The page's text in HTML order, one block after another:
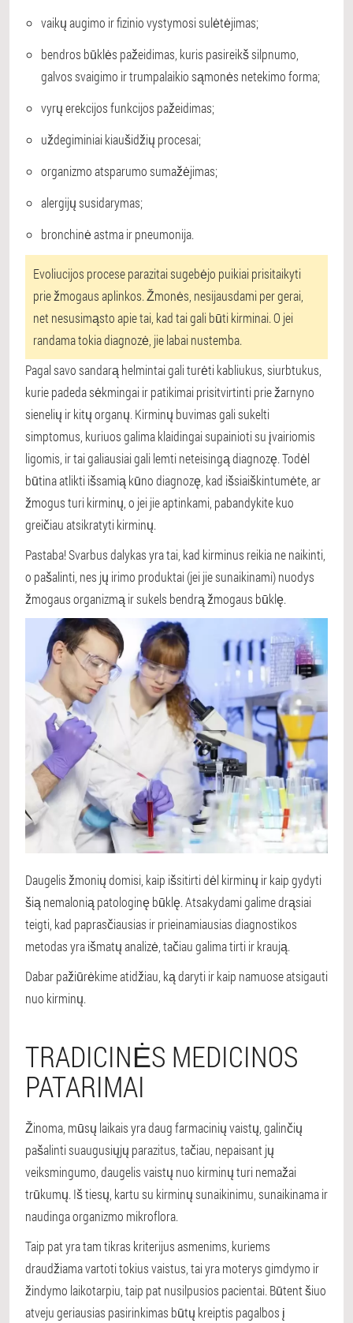
vaikų augimo ir fizinio vystymosi sulėtėjimas;
bendros būklės pažeidimas, kuris pasireikš silpnumo,
galvos svaigimo ir trumpalaikio sąmonės netekimo forma;
vyrų erekcijos funkcijos pažeidimas;
uždegiminiai kiaušidžių procesai;
organizmo atsparumo sumažėjimas;
alergijų susidarymas;
bronchinė astma ir pneumonija.
Evoliucijos procese parazitai sugebėjo puikiai prisitaikyti
prie žmogaus aplinkos. Žmonės, nesijausdami per gerai,
net nesusimąsto apie tai, kad tai gali būti kirminai. O jei
randama tokia diagnozė, jie labai nustemba.
Pagal savo sandarą helmintai gali turėti kabliukus, siurbtukus,
kurie padeda sėkmingai ir patikimai prisitvirtinti prie žarnyno
sienelių ir kitų organų. Kirminų buvimas gali sukelti
simptomus, kuriuos galima klaidingai supainioti su įvairiomis
ligomis, ir tai galiausiai gali lemti neteisingą diagnozę. Todėl
būtina atlikti išsamią kūno diagnozę, kad išsiaiškintumėte, ar
žmogus turi kirminų, o jei jie aptinkami, pabandykite kuo
greičiau atsikratyti kirminų.
Pastaba! Svarbus dalykas yra tai, kad kirminus reikia ne naikinti,
o pašalinti, nes jų irimo produktai (jei jie sunaikinami) nuodys
žmogaus organizmą ir sukels bendrą žmogaus būklę.
Daugelis žmonių domisi, kaip išsitirti dėl kirminų ir kaip gydyti
šią nemalonią patologinę būklę. Atsakydami galime drąsiai
teigti, kad paprasčiausias ir prieinamiausias diagnostikos
metodas yra išmatų analizė, tačiau galima tirti ir kraują.
Dabar pažiūrėkime atidžiau, ką daryti ir kaip namuose atsigauti
nuo kirminų.
TRADICINĖS MEDICINOS
PATARIMAI
Žinoma, mūsų laikais yra daug farmacinių vaistų, galinčių
pašalinti suaugusiųjų parazitus, tačiau, nepaisant jų
veiksmingumo, daugelis vaistų nuo kirminų turi nemažai
trūkumų. Iš tiesų, kartu su kirminų sunaikinimu, sunaikinama ir
naudinga organizmo mikroflora.
Taip pat yra tam tikras kriterijus asmenims, kuriems
draudžiama vartoti tokius vaistus, tai yra moterys gimdymo ir
žindymo laikotarpiu, taip pat nusilpusios pacientai. Būtent šiuo
atveju geriausias pasirinkimas būtų kreiptis pagalbos į